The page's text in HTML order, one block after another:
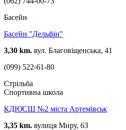
Басейн
Басейн "Дельфін"
3,30 km. вул. Благовіщенська, 41
(099) 522-61-80
Стрільба
Спортивна школа
КДЮСШ №2 міста Артемівськ
3,35 km. вулиця Миру, 63